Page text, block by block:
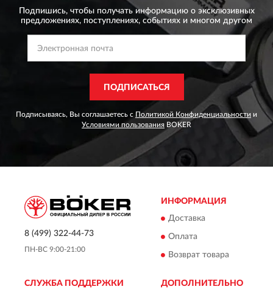
Подпишись, чтобы получать информацию о эксклюзивных
предложениях, поступлениях, событиях и многом другом
ПОДПИСАТЬСЯ
Подписываясь, Вы соглашаетесь с Политикой Конфиденциальности и
Условиями пользования BOKER
8 (499) 322-44-73
ПН-ВС 9:00-21:00
ИНФОРМАЦИЯ
Доставка
Оплата
Возврат товара
СЛУЖБА ПОДДЕРЖКИ ДОПОЛНИТЕЛЬНО